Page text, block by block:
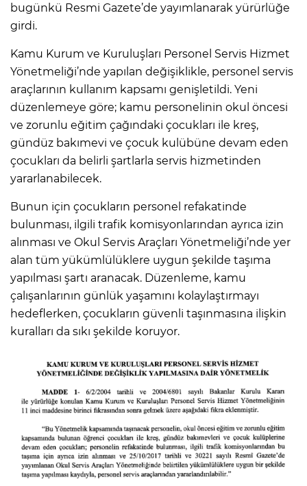
bugünkü Resmi Gazete’de yayımlanarak yürürlüğe
girdi.
Kamu Kurum ve Kuruluşları Personel Servis Hizmet
Yönetmeliği’nde yapılan değişiklikle, personel servis
araçlarının kullanım kapsamı genişletildi. Yeni
düzenlemeye göre; kamu personelinin okul öncesi
ve zorunlu eğitim çağındaki çocukları ile kreş,
gündüz bakımevi ve çocuk kulübüne devam eden
çocukları da belirli şartlarla servis hizmetinden
yararlanabilecek.
Bunun için çocukların personel refakatinde
bulunması, ilgili trafik komisyonlarından ayrıca izin
alınması ve Okul Servis Araçları Yönetmeliği’nde yer
alan tüm yükümlülüklere uygun şekilde taşıma
yapılması şartı aranacak. Düzenleme, kamu
çalışanlarının günlük yaşamını kolaylaştırmayı
hedeflerken, çocukların güvenli taşınmasına ilişkin
kuralları da sıkı şekilde koruyor.